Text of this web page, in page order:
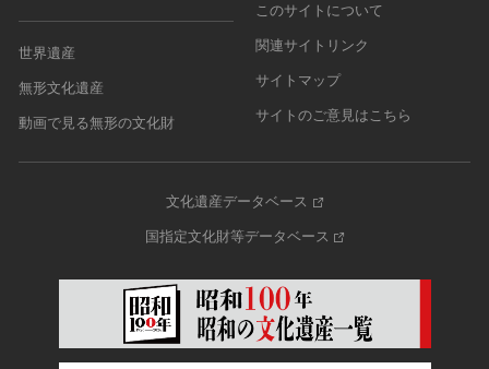
美術工芸品
伝統芸能
工芸技術
民俗芸能
世界遺産
無形文化遺産
動画で見る無形の文化財
このサイトについて
関連サイトリンク
サイトマップ
サイトのご意見はこちら
文化遺産データベース
国指定文化財等データベース